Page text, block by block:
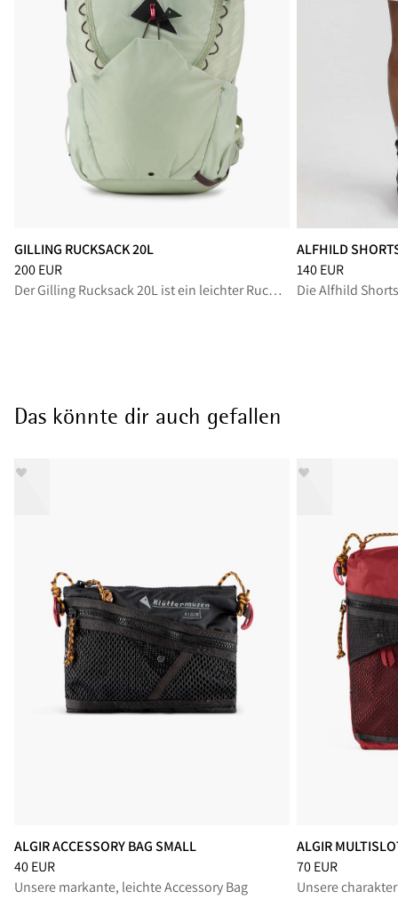
GILLING RUCKSACK 20L
Preis: 200 EUR, reduziert von 200 EUR
200 EUR
Der Gilling Rucksack 20L ist ein leichter Rucksack, perfekt für eintägige Wanderungen.
ALFHILD
Preis:140 EUR,
140 EUR
Das könnte dir auch gefallen
ALGIR ACCESSORY BAG SMALL
Preis:40 EUR, reduziert von 40 EUR
40 EUR
Unsere markante, leichte Accessory Bag
ALGIR
Preis:70 EUR,
70 EUR